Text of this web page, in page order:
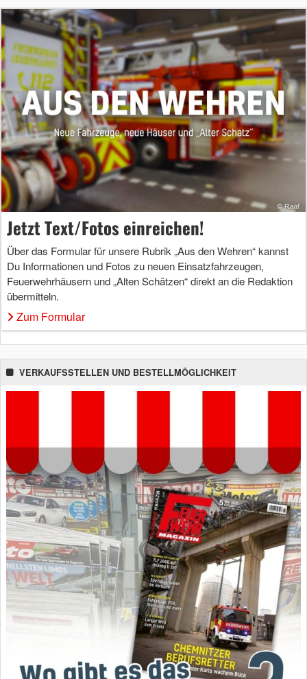
Jetzt Text/Fotos einreichen!
Über das Formular für unsere Rubrik „Aus den Wehren“ kannst
Du Informationen und Fotos zu neuen Einsatzfahrzeugen,
Feuerwehrhäusern und „Alten Schätzen“ direkt an die Redaktion
übermitteln.
Zum Formular
VERKAUFSSTELLEN UND BESTELLMÖGLICHKEIT